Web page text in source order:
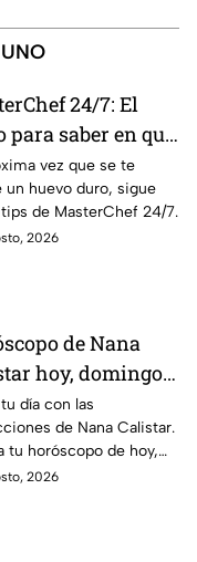
24/7: El
para saber en qué
está listo un
cocido
vez que se te
un huevo duro, sigue
de MasterChef 24/7.
2026
de Nana
hoy, domingo 9
estos signos
ingresos extra
día con las
de Nana Calistar.
tu horóscopo de hoy,
9 de agosto, y
2026